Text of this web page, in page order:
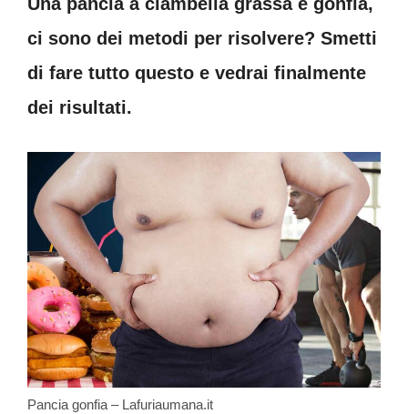
ci sono dei metodi per risolvere? Smetti
di fare tutto questo e vedrai finalmente
dei risultati.
Pancia gonfia – Lafuriaumana.it